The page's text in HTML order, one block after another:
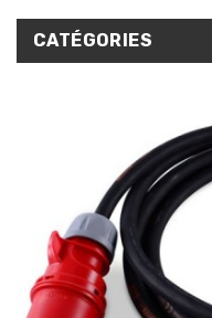
CATÉGORIES